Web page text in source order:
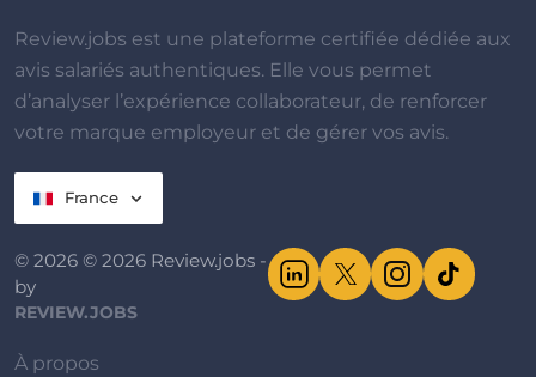
Review.jobs est une plateforme certifiée dédiée aux
avis salariés authentiques. Elle vous permet
d’analyser l’expérience collaborateur, de renforcer
votre marque employeur et de gérer vos avis.
France
© 2026 © 2026 Review.jobs -
by
REVIEW.JOBS
À propos